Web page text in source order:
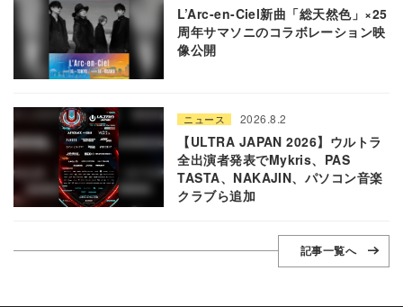
L’Arc-en-Ciel新曲「総天然色」×25
周年サマソニのコラボレーション映
像公開
ニュース 2026.8.2
【ULTRA JAPAN 2026】ウルトラ
全出演者発表でMykris、PAS
TASTA、NAKAJIN、パソコン音楽
クラブら追加
記事一覧へ